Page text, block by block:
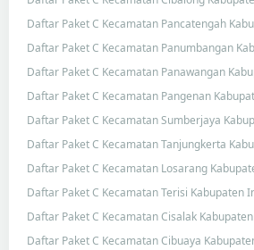
Daftar Paket C Kecamatan Pancatengah
Daftar Paket C Kecamatan Panumbangan
Daftar Paket C Kecamatan Panawangan
Daftar Paket C Kecamatan Pangenan
Daftar Paket C Kecamatan Sumberjaya
Daftar Paket C Kecamatan Tanjungkerta
Daftar Paket C Kecamatan Losarang
Daftar Paket C Kecamatan Terisi Kabupaten
Daftar Paket C Kecamatan Cisalak
Daftar Paket C Kecamatan Cibuaya